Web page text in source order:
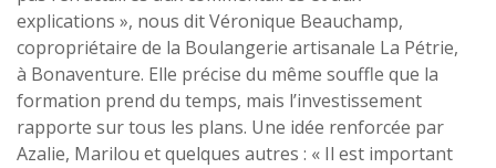
explications », nous dit Véronique Beauchamp,
copropriétaire de la Boulangerie artisanale La Pétrie,
à Bonaventure. Elle précise du même souffle que la
formation prend du temps, mais l’investissement
rapporte sur tous les plans. Une idée renforcée par
Azalie, Marilou et quelques autres : « Il est important